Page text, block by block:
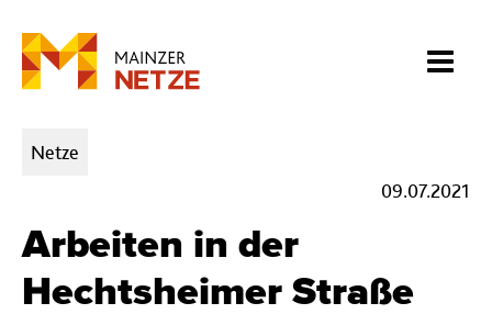
Kategorien:
Netze
09.07.2021
Arbeiten in der
Hechtsheimer Straße